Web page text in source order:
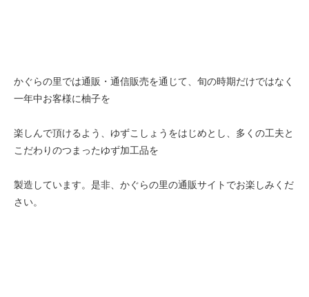
かぐらの里では通販・通信販売を通じて、旬の時期だけではなく
一年中お客様に柚子を
楽しんで頂けるよう、ゆずこしょうをはじめとし、多くの工夫と
こだわりのつまったゆず加工品を
製造しています。是非、かぐらの里の通販サイトでお楽しみくだ
さい。